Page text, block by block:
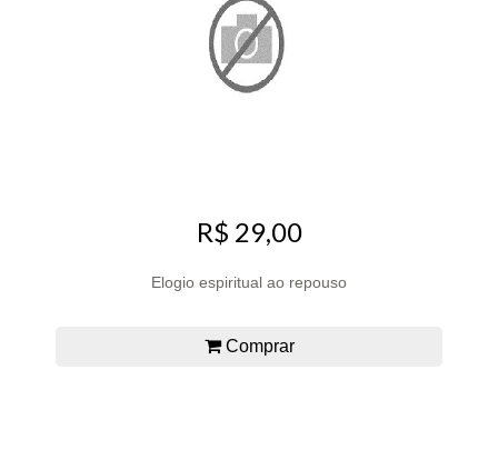
R$ 29,00
Elogio espiritual ao repouso
Comprar